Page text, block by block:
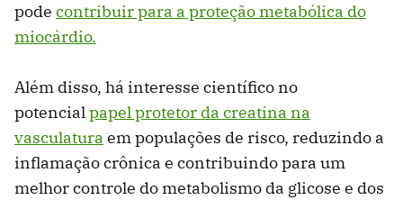
pode contribuir para a proteção metabólica do
miocárdio.
Além disso, há interesse científico no
potencialpapel protetor da creatina na
vasculatura em populações de risco, reduzindo a
inflamação crônica e contribuindo para um
melhor controle do metabolismo da glicose e dos